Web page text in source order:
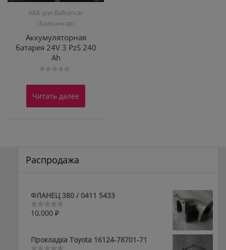
АКБ для Balkanсar
(Балканкар)
Аккумуляторная
батарея 24V 3 PzS 240
Ah
0
5
Читать далее
Распродажа
ФЛАНЕЦ 380 / 0411 5433
Оценка
5
10,000 ₽
Прокладка Toyota 16124-78701-71